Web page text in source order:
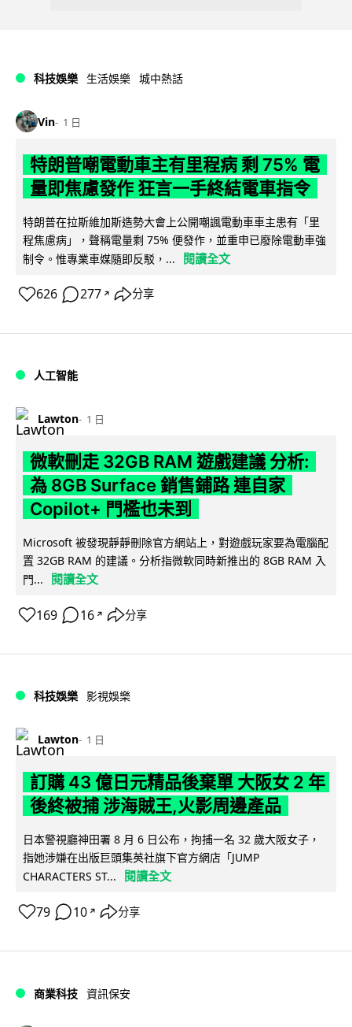
科技娛樂 生活娛樂 城中熱話
Vin 1 日
特朗普嘲電動車主有里程病 剩 75% 電
量即焦慮發作 狂言一手終結電車指令
特朗普在拉斯維加斯造勢大會上公開嘲諷電動車車主患有「里
程焦慮病」，聲稱電量剩 75% 便發作，並重申已廢除電動車強
制令。惟專業車媒隨即反駁，...
閱讀全文
626 277 ↗ 分享
人工智能
Lawton 1 日
微軟刪走 32GB RAM 遊戲建議 分析:
為 8GB Surface 銷售鋪路 連自家
Copilot+ 門檻也未到
Microsoft 被發現靜靜刪除官方網站上，對遊戲玩家要為電腦配
置 32GB RAM 的建議。分析指微軟同時新推出的 8GB RAM 入
門...
閱讀全文
169 16 ↗ 分享
科技娛樂 影視娛樂
Lawton 1 日
訂購 43 億日元精品後棄單 大阪女 2 年
後終被捕 涉海賊王,火影周邊產品
日本警視廳神田署 8 月 6 日公布，拘捕一名 32 歲大阪女子，
指她涉嫌在出版巨頭集英社旗下官方網店「JUMP
CHARACTERS ST...
閱讀全文
79 10 ↗ 分享
商業科技 資訊保安